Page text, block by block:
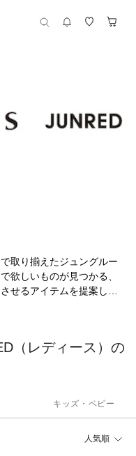
取り揃えたジュングルー
欲しいものが見つかる、
せるアイテムを提案しま
（レディース）の
キッズ・ベビー
人気順